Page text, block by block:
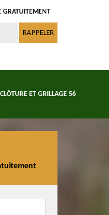
GRATUITEMENT
ET GRILLAGE 56